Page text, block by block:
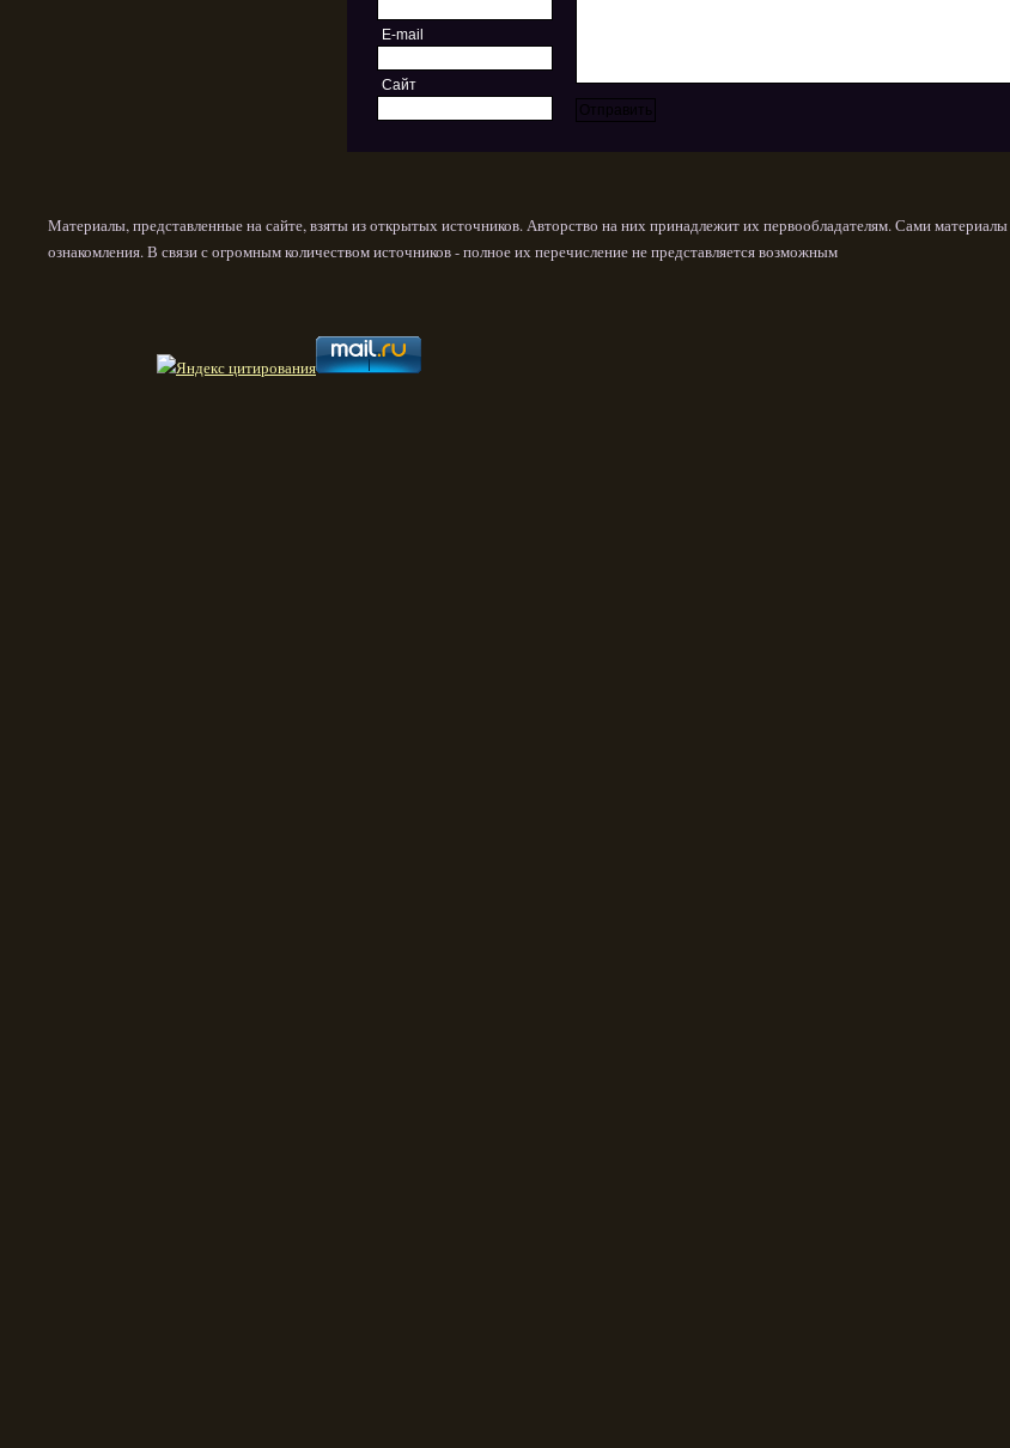
E-mail
Сайт
Материалы, представленные на сайте, взяты из открытых источников. Авторство на них принадлежит их первообладателям. Сами материалы
ознакомления. В связи с огромным количеством источников - полное их перечисление не представляется возможным